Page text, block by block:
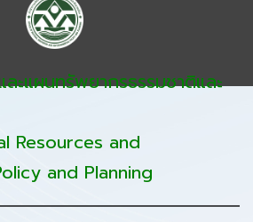
ะแผนทรัพยากรธรรมชาติและ
Resources and
and Planning